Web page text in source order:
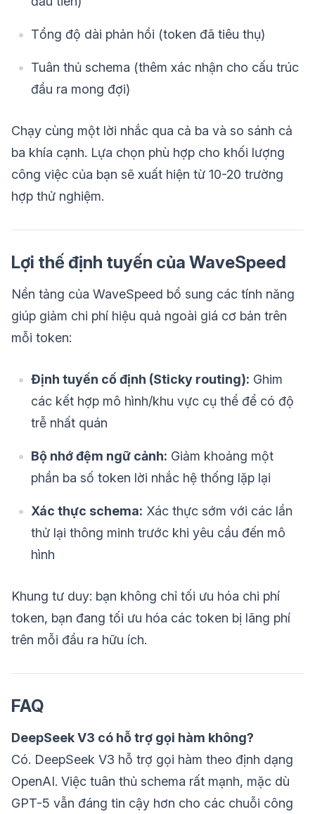
Tổng độ dài phản hồi (token đã tiêu thụ)
Tuân thủ schema (thêm xác nhận cho cấu trúc
đầu ra mong đợi)
Chạy cùng một lời nhắc qua cả ba và so sánh cả
ba khía cạnh. Lựa chọn phù hợp cho khối lượng
công việc của bạn sẽ xuất hiện từ 10-20 trường
hợp thử nghiệm.
Lợi thế định tuyến của WaveSpeed
Nền tảng của WaveSpeed bổ sung các tính năng
giúp giảm chi phí hiệu quả ngoài giá cơ bản trên
mỗi token:
Định tuyến cố định (Sticky routing): Ghim
các kết hợp mô hình/khu vực cụ thể để có độ
trễ nhất quán
Bộ nhớ đệm ngữ cảnh: Giảm khoảng một
phần ba số token lời nhắc hệ thống lặp lại
Xác thực schema: Xác thực sớm với các lần
thử lại thông minh trước khi yêu cầu đến mô
hình
Khung tư duy: bạn không chỉ tối ưu hóa chi phí
token, bạn đang tối ưu hóa các token bị lãng phí
trên mỗi đầu ra hữu ích.
FAQ
DeepSeek V3 có hỗ trợ gọi hàm không?
Có. DeepSeek V3 hỗ trợ gọi hàm theo định dạng
OpenAI. Việc tuân thủ schema rất mạnh, mặc dù
GPT-5 vẫn đáng tin cậy hơn cho các chuỗi công